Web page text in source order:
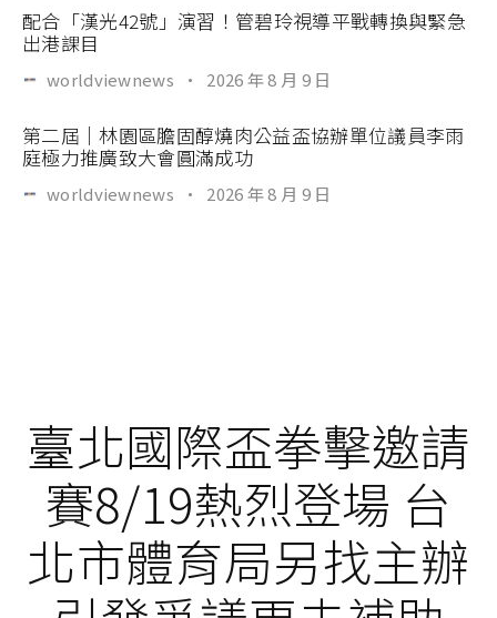
配合「漢光42號」演習！管碧玲視導平戰轉換與緊急
出港課目
worldviewnews · 2026 年 8 月 9 日
第二屆｜林園區膽固醇燒肉公益盃協辦單位議員李雨
庭極力推廣致大會圓滿成功
worldviewnews · 2026 年 8 月 9 日
臺北國際盃拳擊邀請
賽8/19熱烈登場 台
北市體育局另找主辦